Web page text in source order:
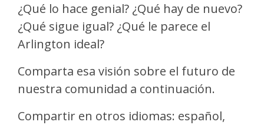
¿Qué lo hace genial? ¿Qué hay de nuevo?
¿Qué sigue igual? ¿Qué le parece el
Arlington ideal?
Comparta esa visión sobre el futuro de
nuestra comunidad a continuación.
Compartir en otros idiomas: español,